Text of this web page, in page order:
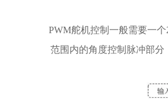
PWM舵机控制一般需要一个
范围内的角度控制脉冲部分